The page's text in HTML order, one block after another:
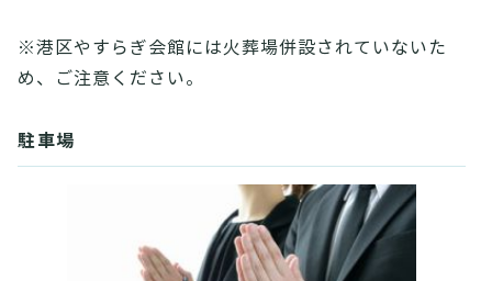
※港区やすらぎ会館には火葬場併設されていないた
め、ご注意ください。
駐車場